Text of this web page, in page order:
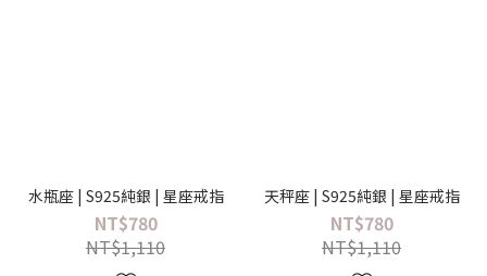
水瓶座 | S925純銀 | 星座戒指
NT$780
NT$1,110
天秤座 | S925純銀 | 星座戒指
NT$780
NT$1,110